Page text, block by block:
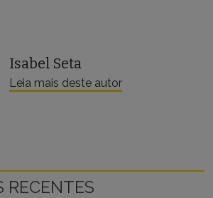
Isabel Seta
Leia mais deste autor
RECENTES